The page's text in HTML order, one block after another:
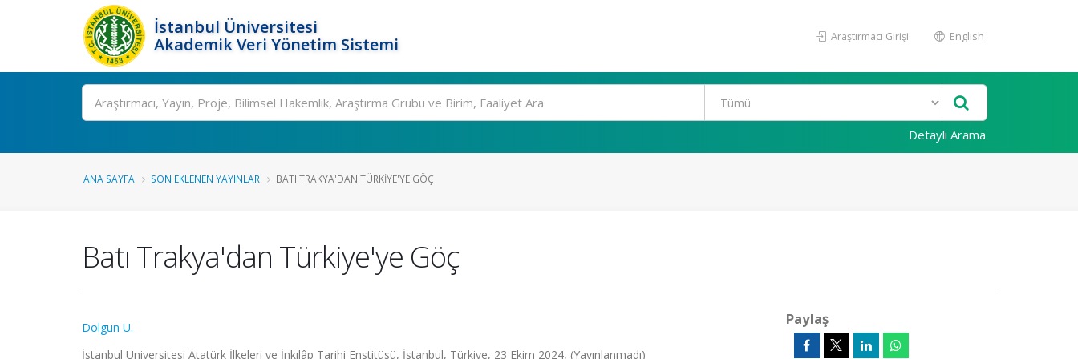
İstanbul Üniversitesi
Akademik Veri Yönetim Sistemi
Araştırmacı Girişi English
Ara
Detaylı Arama
ANA SAYFA SON EKLENEN YAYINLAR BATI TRAKYA'DAN TÜRKIYE'YE GÖÇ
Batı Trakya'dan Türkiye'ye Göç
Dolgun U.
İstanbul Üniversitesi Atatürk İlkeleri ve İnkılâp Tarihi Enstitüsü, İstanbul, Türkiye, 23 Ekim 2024, (Yayınlanmadı)
Paylaş